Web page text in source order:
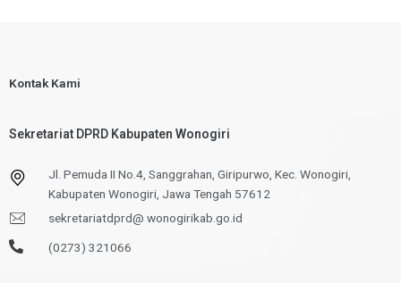
Kontak Kami
Sekretariat DPRD Kabupaten Wonogiri
Jl. Pemuda II No.4, Sanggrahan, Giripurwo, Kec. Wonogiri,
Kabupaten Wonogiri, Jawa Tengah 57612
sekretariatdprd@ wonogirikab.go.id
(0273) 321066